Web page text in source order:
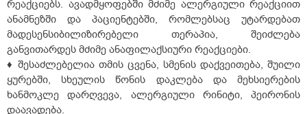
რეაქციებს. ავადმყოფებში მძიმე ალერგიული რეაქციით
ანამნეზში და პაციენტებში, რომლებსაც უტარდებათ
მადესენსიბილიზირებელი თერაპია, შეიძლება
განვითარდეს მძიმე ანაფილაქსიური რეაქციები.
♦ შესაძლებელია თმის ცვენა, სმენის დაქვეითება, შუილი
ყურებში, სხეულის წონის დაკლება და მეხსიერების
ხანმოკლე დარღვევა, ალერგიული რინიტი, პეირონის
დაავადება.